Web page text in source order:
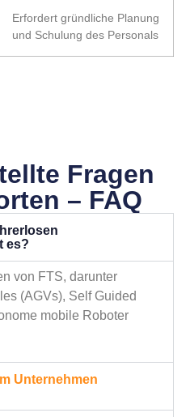
Erfordert gründliche Planung
und Schulung des Personals
Fragen
– FAQ
es?
von FTS, darunter
(AGVs), Self Guided
mobile Roboter
Unternehmen